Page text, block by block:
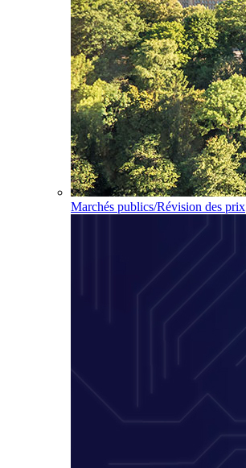
Marchés publics/Révision des prix